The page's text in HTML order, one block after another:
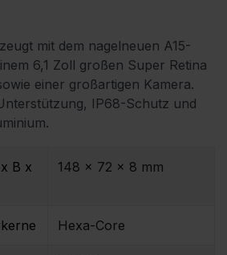
mit dem nagelneuen A15-
6,1 Zoll großen Super Retina
einer großartigen Kamera.
IP68-Schutz und
B x
148 x 72 x 8 mm
Hexa-Core